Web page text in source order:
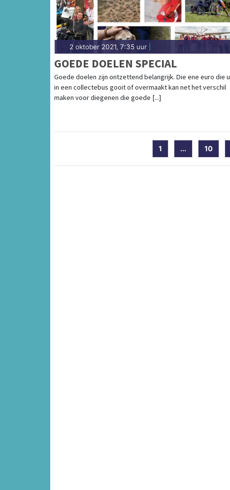
2 oktober 2021, 7:35 uur
GOEDE DOELEN SPECIAL
Goede doelen zijn ontzettend belangrijk. Die ene euro die u
in een collectebus gooit of overmaakt kan net het verschil
maken voor diegenen die goede [...]
1 ... 10